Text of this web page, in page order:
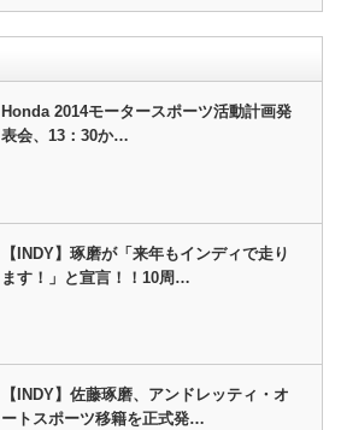
Honda 2014モータースポーツ活動計画発
表会、13：30か…
【INDY】琢磨が「来年もインディで走り
ます！」と宣言！！10周…
【INDY】佐藤琢磨、アンドレッティ・オ
ートスポーツ移籍を正式発…